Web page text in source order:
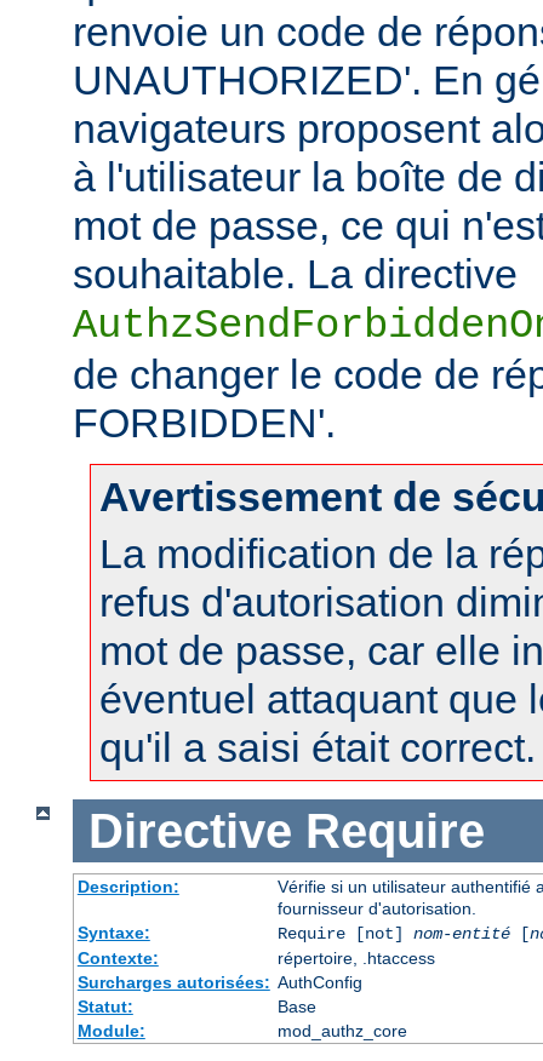
renvoie un code de
UNAUTHORIZED'. En
navigateurs proposent
à l'utilisateur la boîte de
mot de passe, ce qui
souhaitable. La directive
de changer le code de
FORBIDDEN'.
Avertissement de
La modification de la
refus d'autorisation
mot de passe, car elle
éventuel attaquant que
qu'il a saisi était correct.
Directive Require
Description:
Vérifie si un utilisateur authentifié
fournisseur d'autorisation.
Syntaxe:
Require [not] nom-entité[
Contexte:
répertoire, .htaccess
Surcharges autorisées: AuthConfig
Statut:
Base
Module:
mod_authz_core